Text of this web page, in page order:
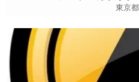
東京